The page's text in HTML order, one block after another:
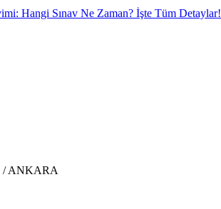
Hangi Sınav Ne Zaman? İşte Tüm Detaylar!
/ ANKARA